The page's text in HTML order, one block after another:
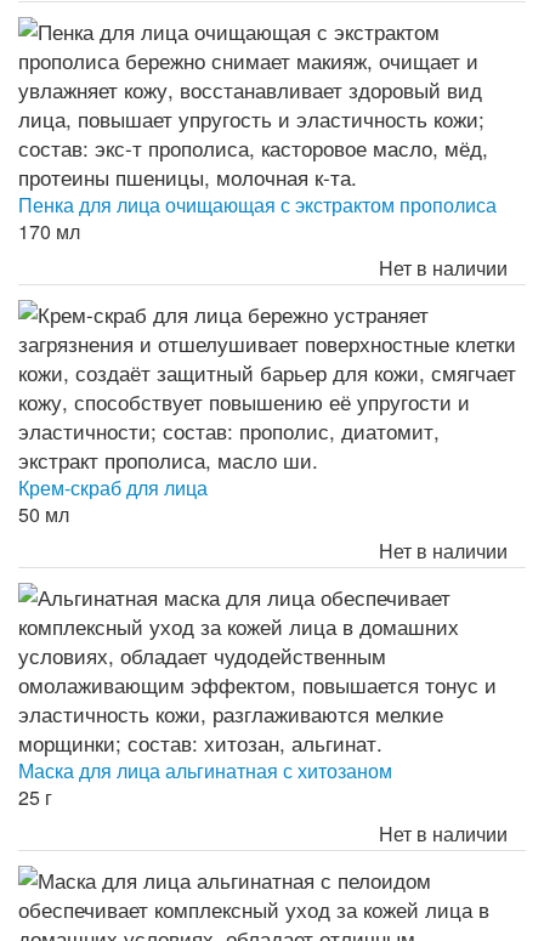
Пенка для лица очищающая с экстрактом прополиса
170 мл
Нет в наличии
Крем-скраб для лица
50 мл
Нет в наличии
Маска для лица альгинатная с хитозаном
25 г
Нет в наличии